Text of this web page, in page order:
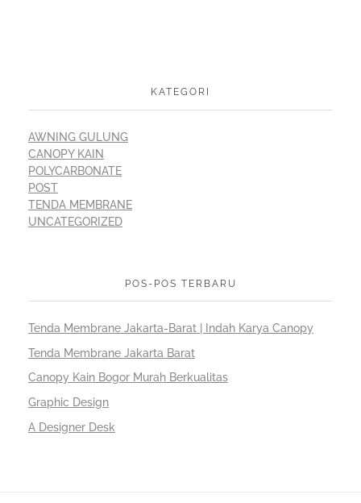
KATEGORI
AWNING GULUNG
CANOPY KAIN
POLYCARBONATE
POST
TENDA MEMBRANE
UNCATEGORIZED
POS-POS TERBARU
Tenda Membrane Jakarta-Barat | Indah Karya Canopy
Tenda Membrane Jakarta Barat
Canopy Kain Bogor Murah Berkualitas
Graphic Design
A Designer Desk